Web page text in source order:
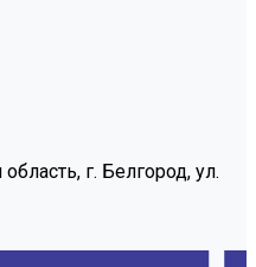
г. Белгород, ул.